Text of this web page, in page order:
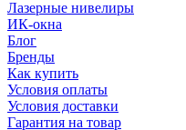
Лазерные нивелиры
ИК-окна
Блог
Бренды
Как купить
Условия оплаты
Условия доставки
Гарантия на товар